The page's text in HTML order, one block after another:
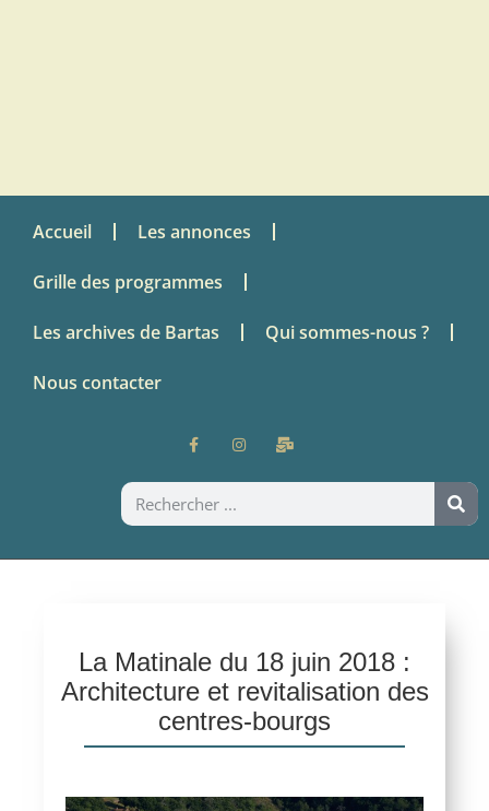
Accueil Les annonces
Grille des programmes
Les archives de Bartas Qui sommes-nous ?
Nous contacter
La Matinale du 18 juin 2018 :
Architecture et revitalisation des
centres-bourgs